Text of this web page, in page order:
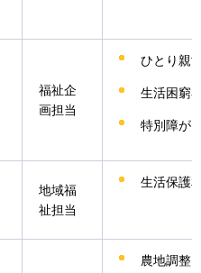
福祉企
画担当
ひとり親
生活困窮
特別障が
地域福
祉担当
生活保護
農地調整